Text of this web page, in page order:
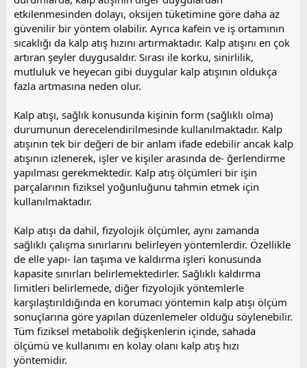
etkilenmesinden dolayı, oksijen tüketimine göre daha az
güvenilir bir yöntem olabilir. Ayrıca kafein ve iş ortamının
sıcaklığı da kalp atış hızını artırmaktadır. Kalp atışını en çok
artıran şeyler duygusaldır. Sırası ile korku, sinirlilik,
mutluluk ve heyecan gibi duygular kalp atışının oldukça
fazla artmasına neden olur.
Kalp atışı, sağlık konusunda kişinin form (sağlıklı olma)
durumunun derecelendirilmesinde kullanılmaktadır. Kalp
atışının tek bir değeri de bir anlam ifade edebilir ancak kalp
atışının izlenerek, işler ve kişiler arasında de- ğerlendirme
yapılması gerekmektedir. Kalp atış ölçümleri bir işin
parçalarının fiziksel yoğunluğunu tahmin etmek için
kullanılmaktadır.
Kalp atışı da dahil, fizyolojik ölçümler, aynı zamanda
sağlıklı çalışma sınırlarını belirleyen yöntemlerdir. Özellikle
de elle yapı- lan taşıma ve kaldırma işleri konusunda
kapasite sınırları belirlemektedirler. Sağlıklı kaldırma
limitleri belirlemede, diğer fizyolojik yöntemlerle
karşılaştırıldığında en korumacı yöntemin kalp atışı ölçüm
sonuçlarına göre yapılan düzenlemeler olduğu söylenebilir.
Tüm fiziksel metabolik değişkenlerin içinde, sahada
ölçümü ve kullanımı en kolay olanı kalp atış hızı
yöntemidir.